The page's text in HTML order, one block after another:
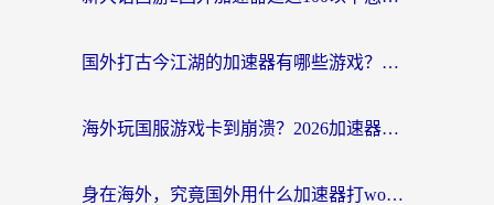
国外打古今江湖的加速器有哪些游戏？一个海外玩家的终极选择指南
海外玩国服游戏卡到崩溃？2026加速器免费推荐+实用指南（亲测有效）
身在海外，究竟国外用什么加速器打wow好？